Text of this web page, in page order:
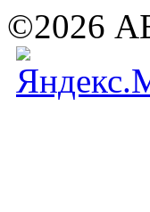
©2026